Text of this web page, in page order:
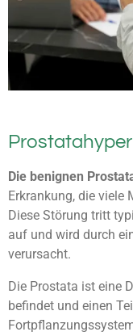
Die benignen
Erkrankung, die
Diese Störung tritt
auf und wird durch
verursacht.
Die Prostata ist eine
befindet und einen